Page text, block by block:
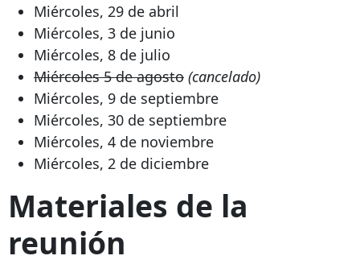
Miércoles, 29 de abril
Miércoles, 3 de junio
Miércoles, 8 de julio
Miércoles 5 de agosto (cancelado)
Miércoles, 9 de septiembre
Miércoles, 30 de septiembre
Miércoles, 4 de noviembre
Miércoles, 2 de diciembre
Materiales de la
reunión